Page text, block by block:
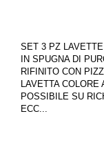
SET 3 PZ
IN SPUGNA DI
RIFINITO CON
LAVETTA COLORE
POSSIBILE SU
ECC...